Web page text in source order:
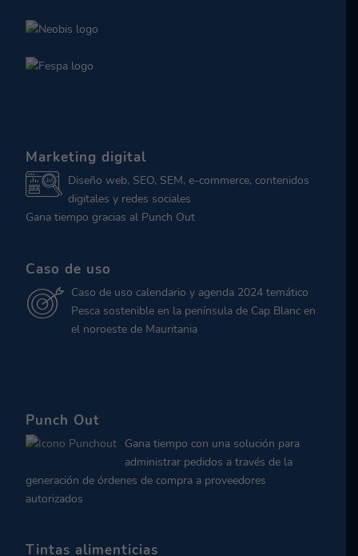
Marketing digital
Diseño web, SEO, SEM, e-commerce, contenidos
digitales y redes sociales
Gana tiempo gracias al Punch Out
Caso de uso
Caso de uso calendario y agenda 2024 temático
Pesca sostenible en la península de Cap Blanc en
el noroeste de Mauritania
Punch Out
Gana tiempo con una solución para
administrar pedidos a través de la
generación de órdenes de compra a proveedores
autorizados
Tintas alimenticias